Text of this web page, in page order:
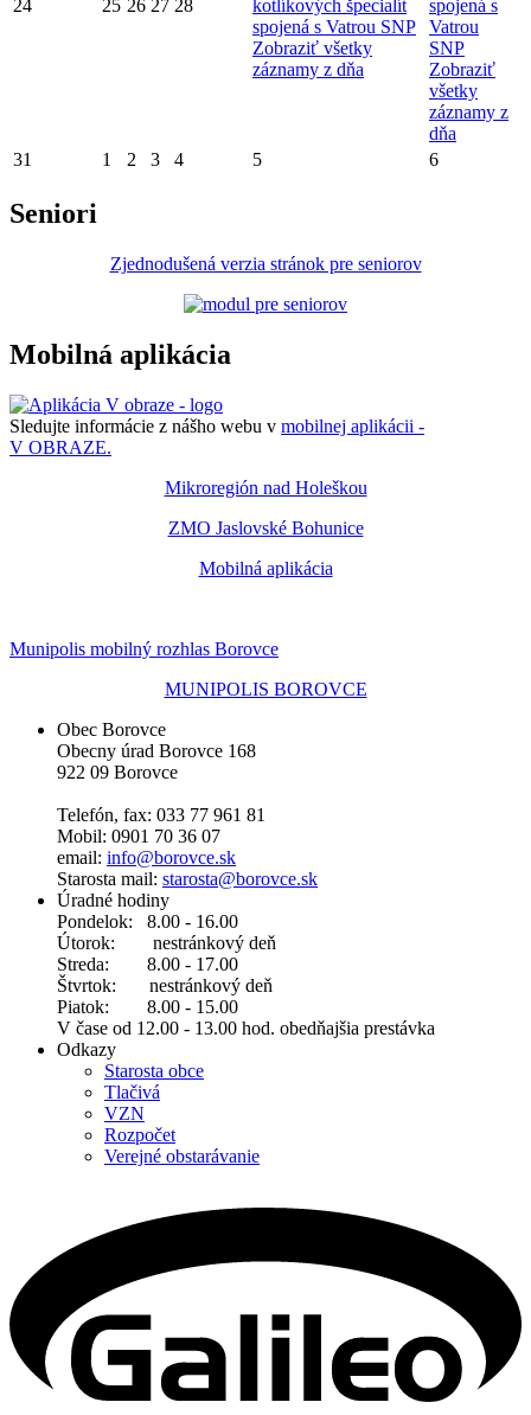
24 25 26 27 28
kotlíkových špecialít
spojená s Vatrou SNP
Zobraziť všetky
záznamy z dňa
spojená s
Vatrou
SNP
Zobraziť
všetky
záznamy z
dňa
31
1 2 3 4 5 6
Seniori
Zjednodušená verzia stránok pre seniorov
Mobilná aplikácia
Sledujte informácie z nášho webu v mobilnej aplikácii -
V OBRAZE.
Mikroregión nad Holeškou
ZMO Jaslovské Bohunice
Mobilná aplikácia
Munipolis mobilný rozhlas Borovce
MUNIPOLIS BOROVCE
Obec Borovce
Obecny úrad Borovce 168
922 09 Borovce
Telefón, fax: 033 77 961 81
Mobil: 0901 70 36 07
email: info@borovce.sk
Starosta mail: starosta@borovce.sk
Úradné hodiny
Pondelok: 8.00 - 16.00
Útorok: nestránkový deň
Streda: 8.00 - 17.00
Štvrtok: nestránkový deň
Piatok: 8.00 - 15.00
V čase od 12.00 - 13.00 hod. obedňajšia prestávka
Odkazy
Starosta obce
Tlačivá
VZN
Rozpočet
Verejné obstarávanie